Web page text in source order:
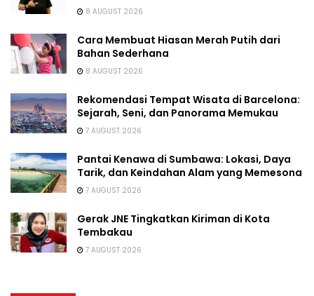
8 AUGUST 2026
Cara Membuat Hiasan Merah Putih dari
Bahan Sederhana
8 AUGUST 2026
Rekomendasi Tempat Wisata di Barcelona:
Sejarah, Seni, dan Panorama Memukau
7 AUGUST 2026
Pantai Kenawa di Sumbawa: Lokasi, Daya
Tarik, dan Keindahan Alam yang Memesona
7 AUGUST 2026
Gerak JNE Tingkatkan Kiriman di Kota
Tembakau
7 AUGUST 2026